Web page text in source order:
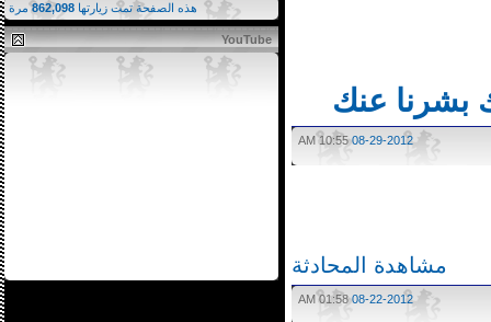
عنك
08-29-2012
10:55 AM
مشاهدة المحادثة
08-22-2012
01:58 AM
هذه الصفحة تمت زيارتها862,098مرة
YouTube